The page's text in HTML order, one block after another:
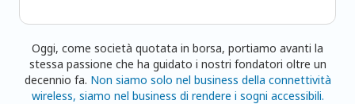
Oggi, come società quotata in borsa, portiamo avanti la
stessa passione che ha guidato i nostri fondatori oltre un
decennio fa. Non siamo solo nel business della connettività
wireless, siamo nel business di rendere i sogni accessibili.